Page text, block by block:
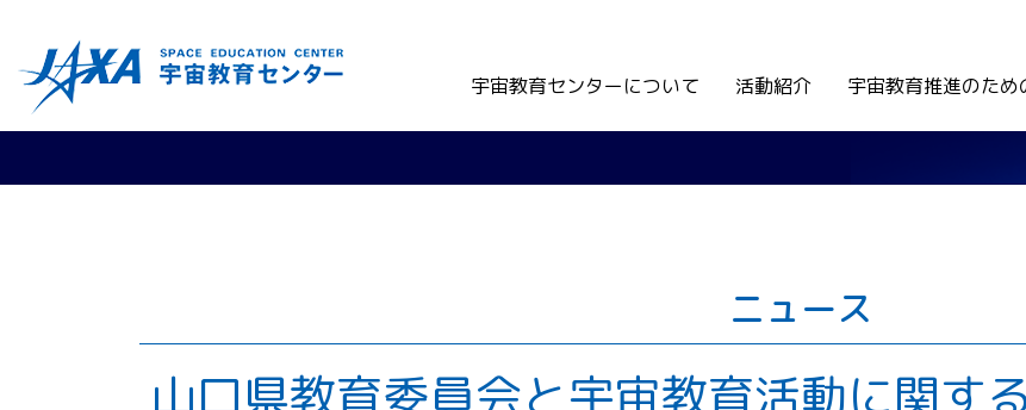
宇宙教育センターについて 活動紹介 宇宙教育推進のため
ニュース
山口県教育委員会と宇宙教育活動に関す